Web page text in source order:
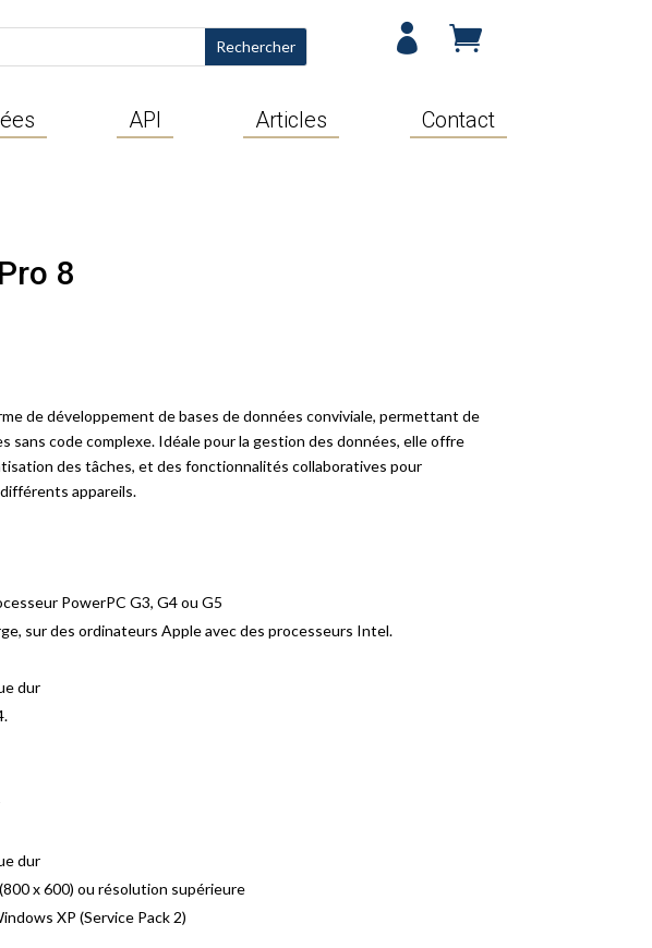
 
API Articles Contact
8
de développement de bases de données conviviale, permettant de
sans code complexe. Idéale pour la gestion des données, elle offre
des tâches, et des fonctionnalités collaboratives pour
appareils.
PowerPC G3, G4 ou G5
sur des ordinateurs Apple avec des processeurs Intel.
dur
dur
x 600) ou résolution supérieure
XP (Service Pack 2)